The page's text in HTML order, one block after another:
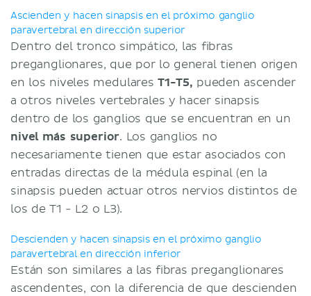
Ascienden y hacen sinapsis en el próximo ganglio
paravertebral en dirección superior
Dentro del tronco simpático, las fibras
preganglionares, que por lo general tienen origen
en los niveles medularesT1-T5, pueden ascender
a otros niveles vertebrales y hacer sinapsis
dentro de los ganglios que se encuentran en un
nivel más superior. Los ganglios no
necesariamente tienen que estar asociados con
entradas directas de la médula espinal (en la
sinapsis pueden actuar otros nervios distintos de
los de T1 - L2 o L3).
Descienden y hacen sinapsis en el próximo ganglio
paravertebral en dirección inferior
Están son similares a las fibras preganglionares
ascendentes, con la diferencia de que descienden